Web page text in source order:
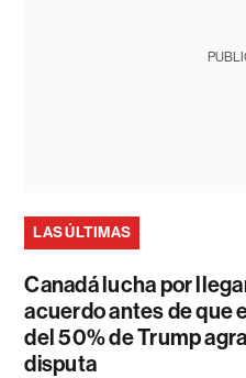
LAS ÚLTIMAS
Canadá lucha por
acuerdo antes de que
del 50% de Trump
disputa